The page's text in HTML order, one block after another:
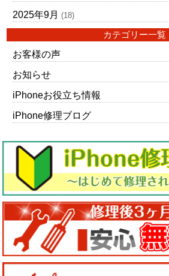
2025年9月 (18)
カテゴリー一覧
お客様の声
お知らせ
iPhoneお役立ち情報
iPhone修理ブログ